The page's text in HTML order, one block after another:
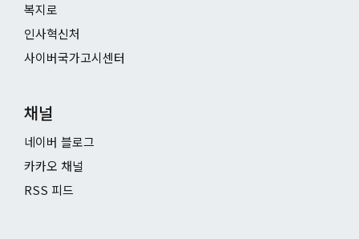
복지로
인사혁신처
사이버국가고시센터
채널
네이버 블로그
카카오 채널
RSS 피드